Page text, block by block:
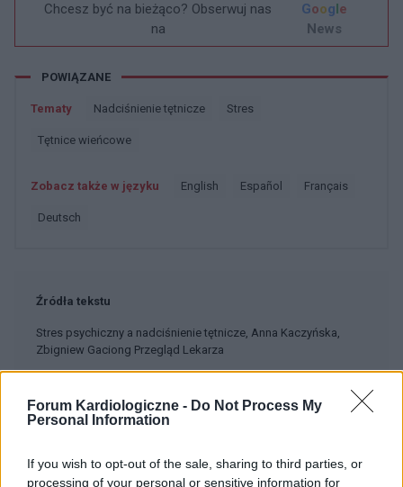
Forum Kardiologiczne - Do Not Process My
Personal Information
If you wish to opt-out of the sale, sharing to third parties, or
processing of your personal or sensitive information for
Chcesz być na bieżąco? Obserwuj nas
na
Google
News
POWIĄZANE
Tematy Nadciśnienie tętnicze Stres
Tętnice wieńcowe
Zobacz także w języku english español français
deutsch
Źródła tekstu
Stres psychiczny a nadciśnienie tętnicze, Anna Kaczyńska,
Zbigniew Gaciong Przegląd Lekarza
Treści i materiały zawarte w tym serwisie mają charakter
odpowiedzialności za efekty ich zastosowania. Przed
zastosowaniem porad i wskazówek zawartych w serwisie, należy